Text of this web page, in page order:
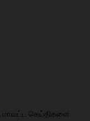
செய்திகளை